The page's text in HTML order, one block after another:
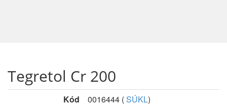
Tegretol Cr 200
Kód 0016444 (SÚKL)